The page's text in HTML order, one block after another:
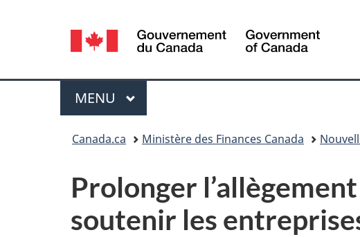
Sélection
de
la
langue
Canada
Menu
MENU PRINCIPAL
Canada.ca Ministère des Finances Canada
Prolonger
soutenir les